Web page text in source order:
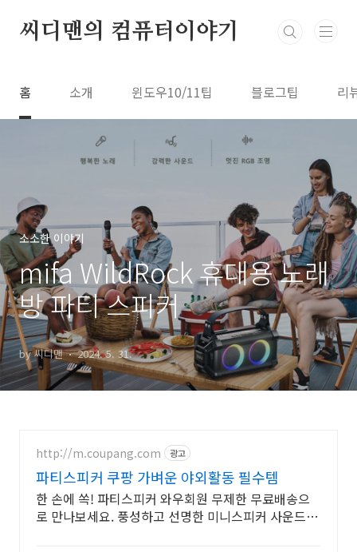
씨디맨의 컴퓨터이야기
홈 소개 윈도우10/11팁 블로그팁 리
소소한 이야기
mifa WildRock 휴대용 노래
방 파티 스피커
by 씨디맨 2024. 5. 31.
http://m.coupang.com 광고
파티스피커 쿠팡 가벼운 야외활동 필수템
한 손에 쏙! 파티스피커 와우회원 무제한 무료배송으
로 만나보세요. 풍성하고 선명한 미니스피커 사운드를